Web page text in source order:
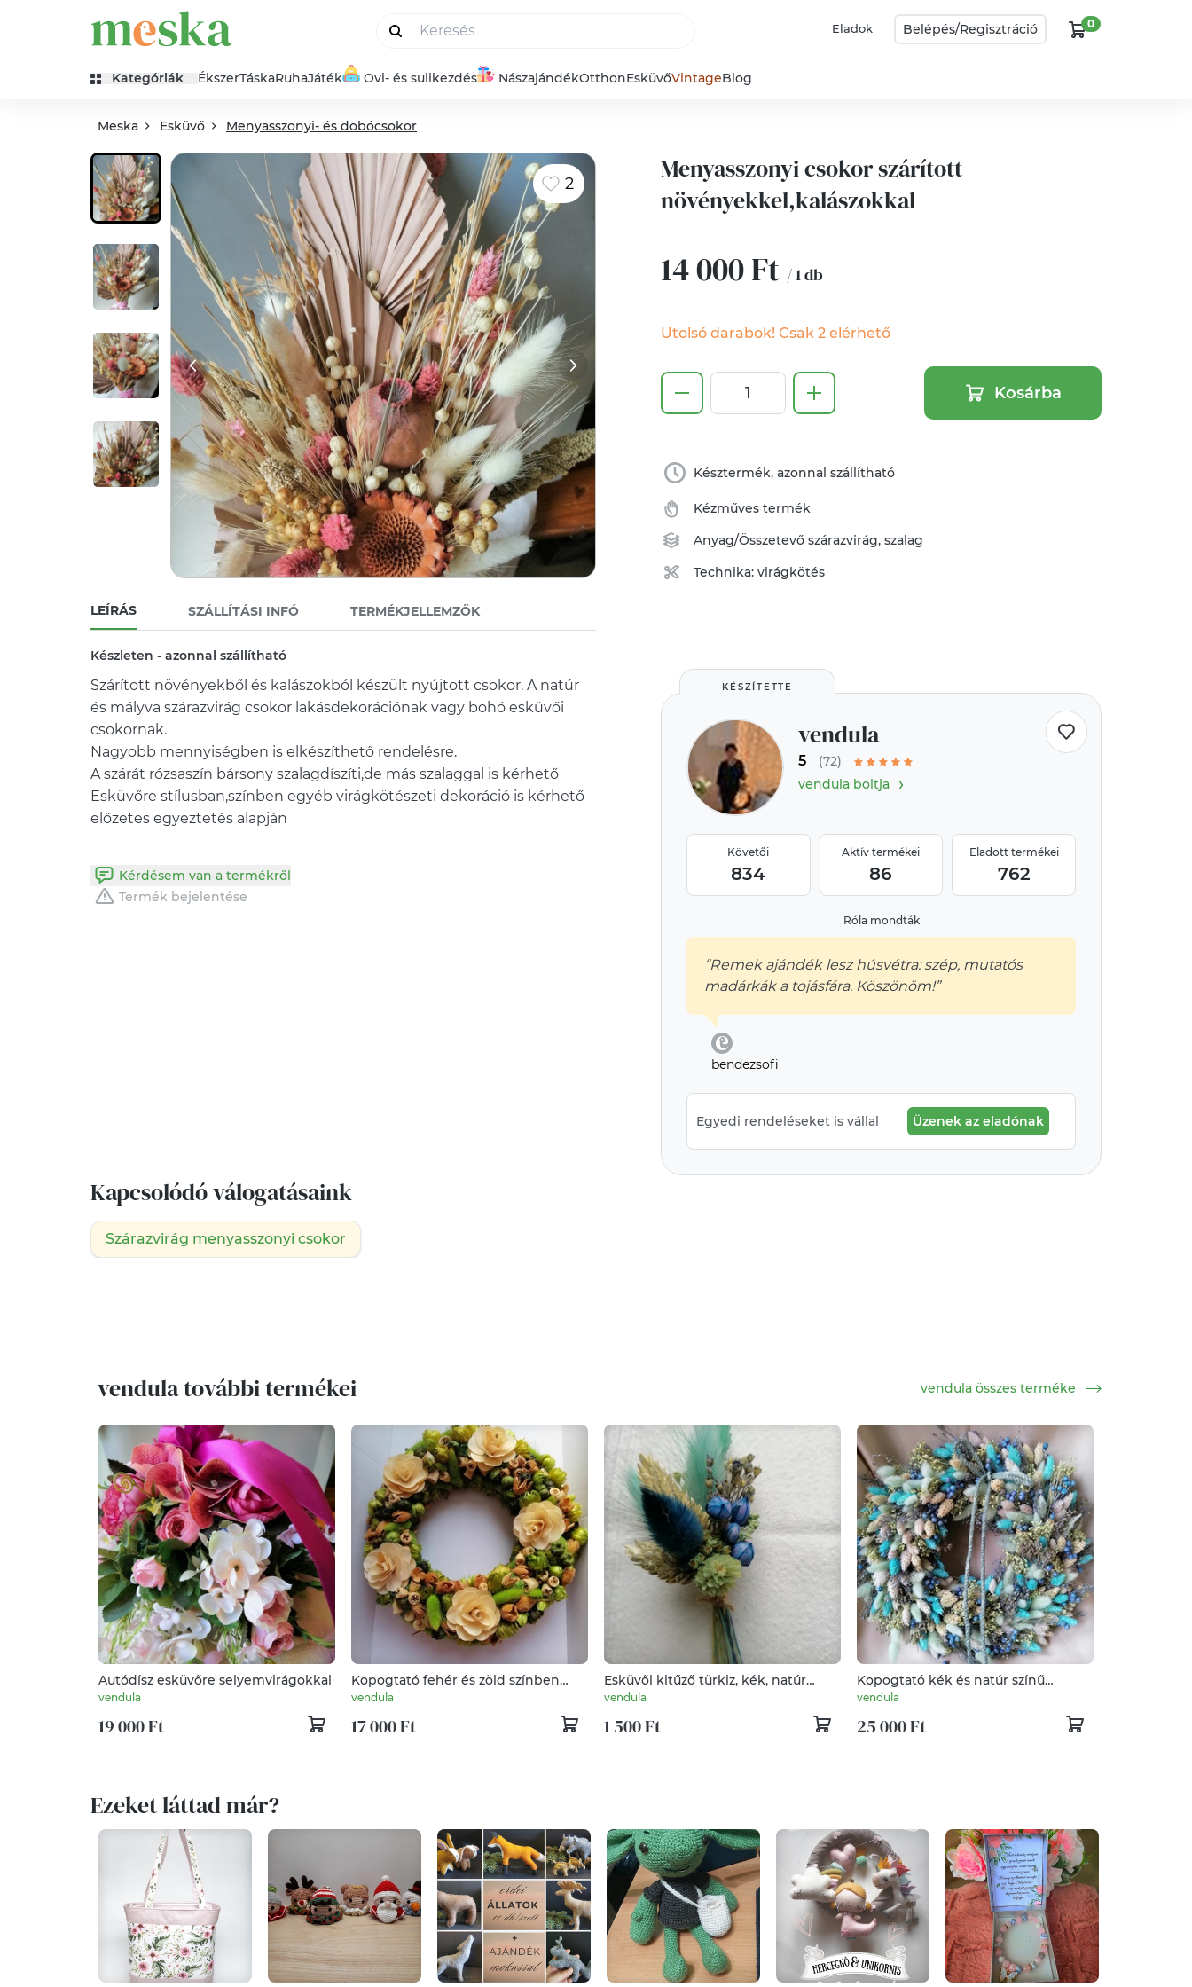
Eladok Belépés/Regisztráció 0
Kategóriák ÉkszerTáskaRuhaJáték Ovi- és sulikezdés NászajándékOtthonEsküvőVintageBlog
Meska Esküvő Menyasszonyi- és dobócsokor
2
LEÍRÁS SZÁLLÍTÁSI INFÓ TERMÉKJELLEMZŐK
Készleten - azonnal szállítható
Szárított növényekből és kalászokból készült nyújtott csokor. A natúr
és mályva szárazvirág csokor lakásdekorációnak vagy bohó esküvői
csokornak.
Nagyobb mennyiségben is elkészíthető rendelésre.
A szárát rózsaszín bársony szalagdíszíti,de más szalaggal is kérhető
Esküvőre stílusban,színben egyéb virágkötészeti dekoráció is kérhető
előzetes egyeztetés alapján
Kérdésem van a termékről
Termék bejelentése
Menyasszonyi csokor szárított
növényekkel,kalászokkal
14 000 Ft / 1 db
Utolsó darabok! Csak 2 elérhető
Kosárba
Késztermék, azonnal szállítható
Kézműves termék
Anyag/Összetevőszárazvirág,szalag
Technika:virágkötés
KÉSZÍTETTE
vendula
5
(72)
vendula boltja
›
Követői
834
Aktív termékei
86
Eladott termékei
762
Róla mondták
“Remek ajándék lesz húsvétra: szép, mutatós
madárkák a tojásfára. Köszönöm!”
bendezsofi
Egyedi rendeléseket is vállal Üzenek az eladónak
Kapcsolódó válogatásaink
Szárazvirág menyasszonyi csokor
vendula további termékei vendula összes terméke
Autódísz esküvőre selyemvirágokkal
vendula
19 000 Ft
Kopogtató fehér és zöld színben
szárított kalászokkal és termésekkel
vendula
17 000 Ft
Esküvői kitűző türkiz, kék, natúr
szárított növényekkel
vendula
1 500 Ft
Kopogtató kék és natúr színű
szárazvirágból
vendula
25 000 Ft
Ezeket láttad már?